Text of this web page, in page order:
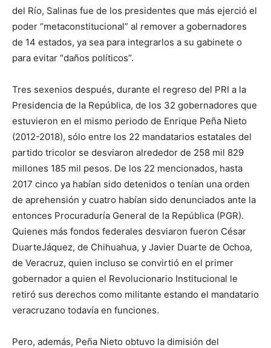
del Río, Salinas fue de los presidentes que más ejerció el
poder “metaconstitucional” al remover a gobernadores
de 14 estados, ya sea para integrarlos a su gabinete o
para evitar “daños políticos”.
Tres sexenios después, durante el regreso del PRI a la
Presidencia de la República, de los 32 gobernadores que
estuvieron en el mismo periodo de Enrique Peña Nieto
(2012-2018), sólo entre los 22 mandatarios estatales del
partido tricolor se desviaron alrededor de 258 mil 829
millones 185 mil pesos. De los 22 mencionados, hasta
2017 cinco ya habían sido detenidos o tenían una orden
de aprehensión y cuatro habían sido denunciados ante la
entonces Procuraduría General de la República (PGR).
Quienes más fondos federales desviaron fueron César
DuarteJáquez, de Chihuahua, y Javier Duarte de Ochoa,
de Veracruz, quien incluso se convirtió en el primer
gobernador a quien el Revolucionario Institucional le
retiró sus derechos como militante estando el mandatario
veracruzano todavía en funciones.
Pero, además, Peña Nieto obtuvo la dimisión del